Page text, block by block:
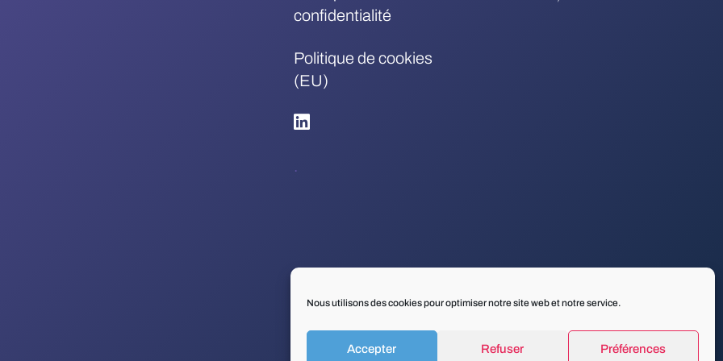
Nous utilisons des cookies pour optimiser notre site web et notre service.
Accepter Refuser Préférences
confidentialité
Politique de cookies
(EU)
.